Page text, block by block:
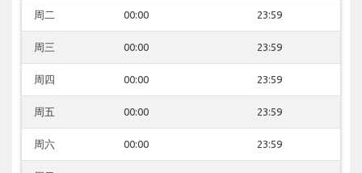
周二 00:00 23:59
周三 00:00 23:59
周四 00:00 23:59
周五 00:00 23:59
周六 00:00 23:59